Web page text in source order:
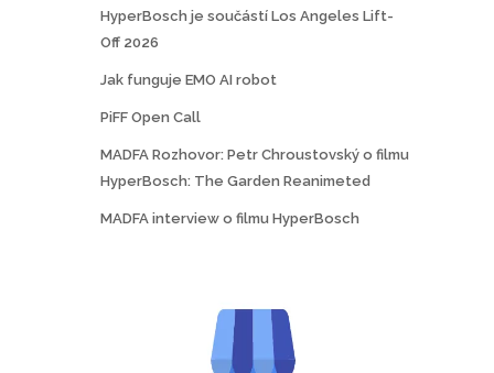
HyperBosch je součástí Los Angeles Lift-
Off 2026
Jak funguje EMO AI robot
PiFF Open Call
MADFA Rozhovor: Petr Chroustovský o filmu
HyperBosch: The Garden Reanimeted
MADFA interview o filmu HyperBosch